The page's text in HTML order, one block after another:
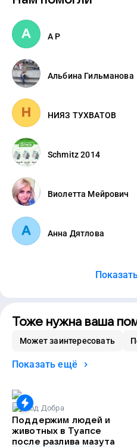
А Р
Альбина Гильманова
НИЯЗ ТУХВАТОВ
Schmitz 2014
Виолетта Мейрович
Анна Дятлова
Тоже нужна ваша
Может заинтересовать
Показать ещё
Код Добра
Поддержим людей и
животных в Туапсе
после разлива мазута